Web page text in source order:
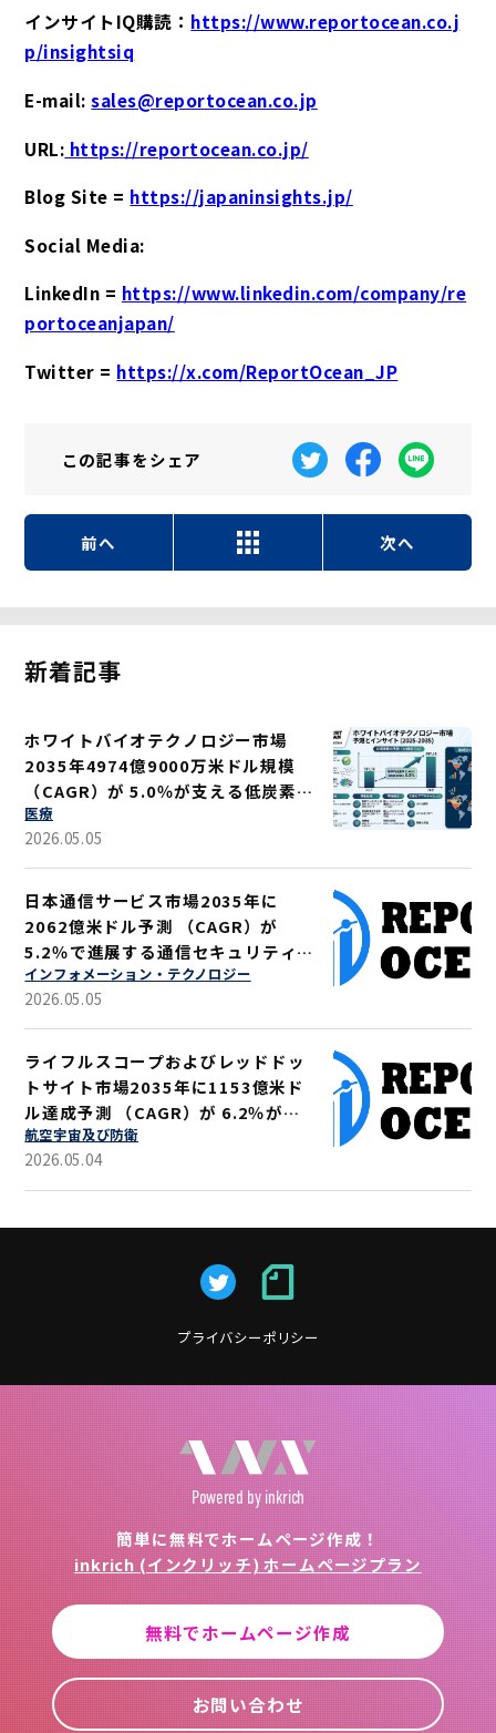
インサイトIQ購読： https://www.reportocean.co.j
p/insightsiq
E-mail:sales@reportocean.co.jp
URL: https://reportocean.co.jp/
Blog Site = https://japaninsights.jp/
Social Media:
LinkedIn = https://www.linkedin.com/company/re
portoceanjapan/
Twitter = https://x.com/ReportOcean_JP
この記事をシェア
前へ 次へ
新着記事
ホワイトバイオテクノロジー市場
2035年4974億9000万米ドル規模
（CAGR）が 5.0％が支える低炭素ソ
リューション
医療
2026.05.05
日本通信サービス市場2035年に
2062億米ドル予測 （CAGR）が
5.2％で進展する通信セキュリティ強
化
インフォメーション・テクノロジー
2026.05.05
ライフルスコープおよびレッドドッ
トサイト市場2035年に1153億米ド
ル達成予測 （CAGR）が 6.2％が示
す軍事・狩猟用途拡大
航空宇宙及び防衛
2026.05.04
プライバシーポリシー
Powered by inkrich
簡単に無料でホームページ作成！
inkrich (インクリッチ) ホームページプラン
無料でホームページ作成
お問い合わせ